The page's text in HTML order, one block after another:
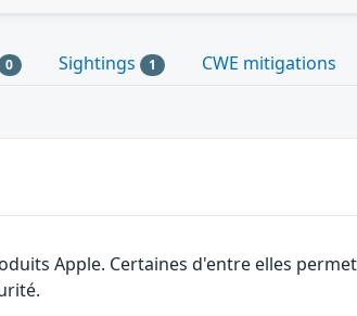
0 Sightings 1 CWE mitigations
Apple. Certaines d'entre elles